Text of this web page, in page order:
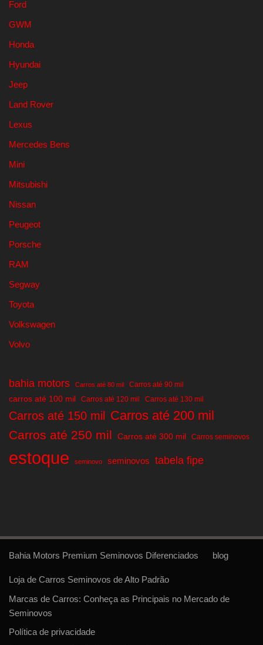
Ford
GWM
Honda
Hyundai
Jeep
Land Rover
Lexus
Mercedes Bens
Mini
Mitsubishi
Nissan
Peugeot
Porsche
RAM
Segway
Toyota
Volkswagen
Volvo
bahia motors Carros até 80 mil Carros até 90 mil
carros até 100 mil Carros até 120 mil Carros até 130 mil
Carros até 150 mil Carros até 200 mil
Carros até 250 mil Carros até 300 mil Carros seminovos
estoque seminovo seminovos tabela fipe
Bahia Motors Premium Seminovos Diferenciados blog
Loja de Carros Seminovos de Alto Padrão
Marcas de Carros: Conheça as Principais no Mercado de
Seminovos
Política de privacidade